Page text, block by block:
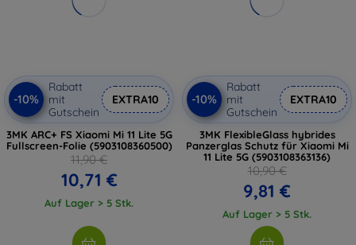
-10%
Rabatt
mit
Gutschein
EXTRA10
3MK ARC+ FS Xiaomi Mi 11 Lite 5G
Fullscreen-Folie (5903108360500)
11,90 €
10,71 €
Auf Lager > 5 Stk.
-10%
Rabatt
mit
Gutschein
EXTRA10
3MK FlexibleGlass hybrides
Panzerglas Schutz für Xiaomi Mi
11 Lite 5G (5903108363136)
10,90 €
9,81 €
Auf Lager > 5 Stk.